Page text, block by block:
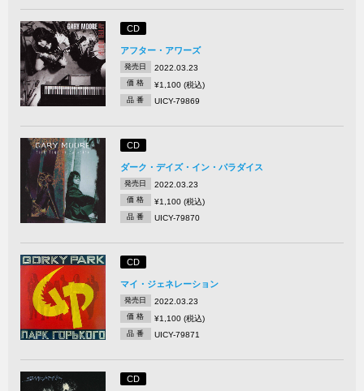
CD
アフター・アワーズ
発売日 2022.03.23
価 格 ¥1,100 (税込)
品 番 UICY-79869
CD
ダーク・デイズ・イン・パラダイス
発売日 2022.03.23
価 格 ¥1,100 (税込)
品 番 UICY-79870
CD
マイ・ジェネレーション
発売日 2022.03.23
価 格 ¥1,100 (税込)
品 番 UICY-79871
CD